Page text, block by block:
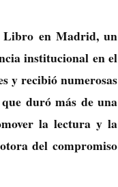
Libro en Madrid, un
institucional en el
y recibió numerosas
duró más de una
la lectura y la
del compromiso